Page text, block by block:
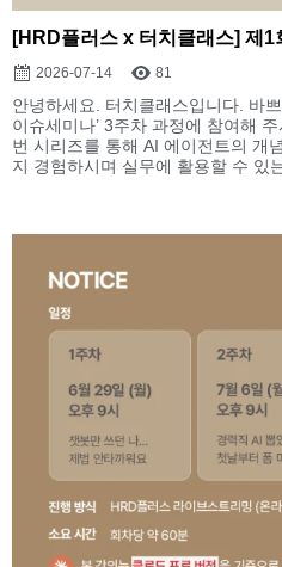
[HRD플러스 x 터치클래스] 제1
2026-07-14 81
안녕하세요. 터치클래스입니다. 바
이슈세미나’ 3주차 과정에 참여해
번 시리즈를 통해 AI 에이전트의 개
지 경험하시며 실무에 활용할 수 있